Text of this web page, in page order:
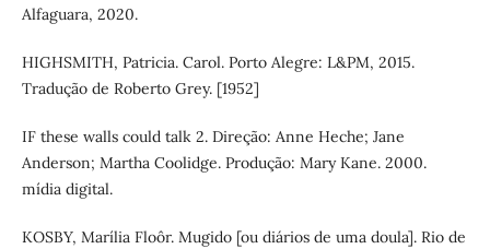
Alfaguara, 2020.
HIGHSMITH, Patricia. Carol. Porto Alegre: L&PM, 2015.
Tradução de Roberto Grey. [1952]
IF these walls could talk 2. Direção: Anne Heche; Jane
Anderson; Martha Coolidge. Produção: Mary Kane. 2000.
mídia digital.
KOSBY, Marília Floôr. Mugido [ou diários de uma doula]. Rio de